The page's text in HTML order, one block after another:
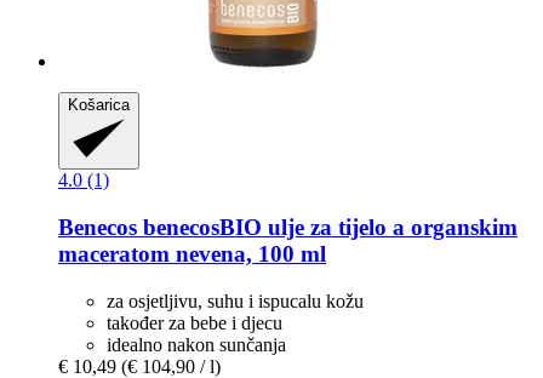
Košarica
4.0 (1)
Benecos benecosBIO ulje za tijelo a organskim
maceratom nevena, 100 ml
za osjetljivu, suhu i ispucalu kožu
također za bebe i djecu
idealno nakon sunčanja
€ 10,49 (€ 104,90 / l)